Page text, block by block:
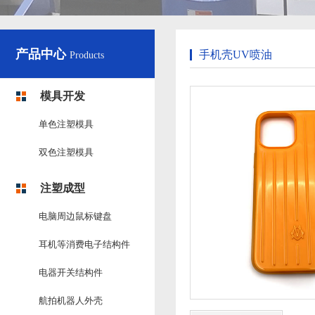
产品中心 Products
模具开发
单色注塑模具
双色注塑模具
注塑成型
电脑周边鼠标键盘
耳机等消费电子结构件
电器开关结构件
航拍机器人外壳
手机壳UV喷油